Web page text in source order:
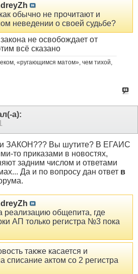
обычно не прочитают и
неведении о своей судьбе?
не освобождает от
всё сказано
«ругающимся матом», чем тихой,
а):
ЗАКОН??? Вы шутите? В ЕГАИС
то приказами в новостях,
задним числом и ответами
Да и по вопросу дан ответ в
реализацию общепита, где
АП только регистра №3 пока
также касается и
списание актом со 2 регистра